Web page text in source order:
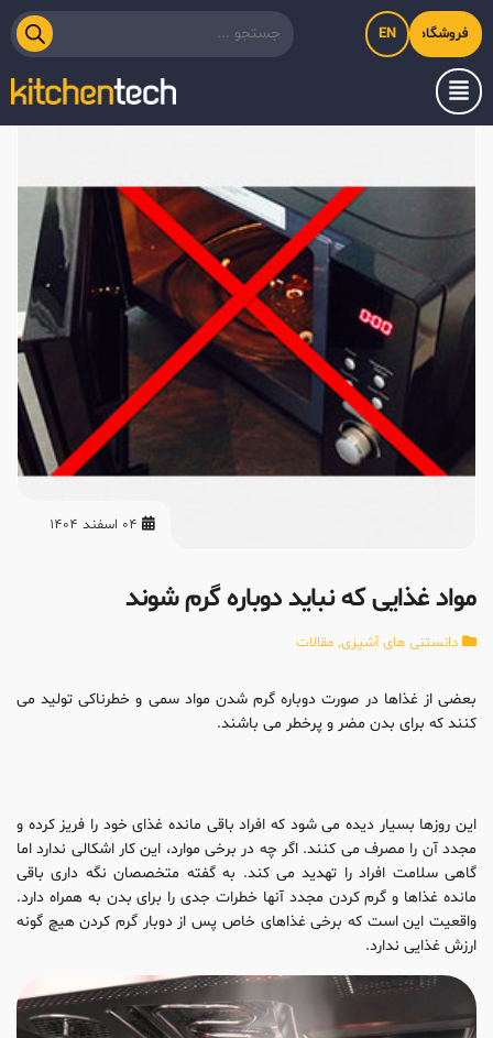
فروشگاه اینترنتی کیت‌لاین
EN
مواد غذایی که نباید دوباره گرم شوند
دانستنی های آشپزی, مقالات
بعضی از غذاها در صورت دوباره گرم شدن مواد سمی و خطرناکی تولید می
کنند که برای بدن مضر و پرخطر می باشند.
این روزها بسیار دیده می شود که افراد باقی مانده غذای خود را فریز کرده و
مجدد آن را مصرف می کنند. اگر چه در برخی موارد، این کار اشکالی ندارد اما
گاهی سلامت افراد را تهدید می کند. به گفته متخصصان نگه داری باقی
مانده غذاها و گرم کردن مجدد آنها خطرات جدی را برای بدن به همراه دارد.
واقعیت این است که برخی غذاهای خاص پس از دوبار گرم کردن هیچ گونه
ارزش غذایی ندارد.